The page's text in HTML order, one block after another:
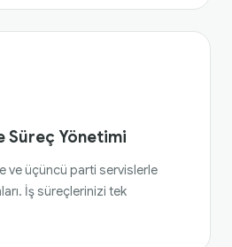
Süreç Yönetimi
ve üçüncü parti servislerle
İş süreçlerinizi tek